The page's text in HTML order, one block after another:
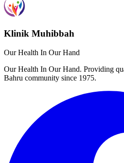
Klinik Muhibbah
Our Health In Our Hand
Our Health In Our Hand. Providing
Bahru community since 1975.